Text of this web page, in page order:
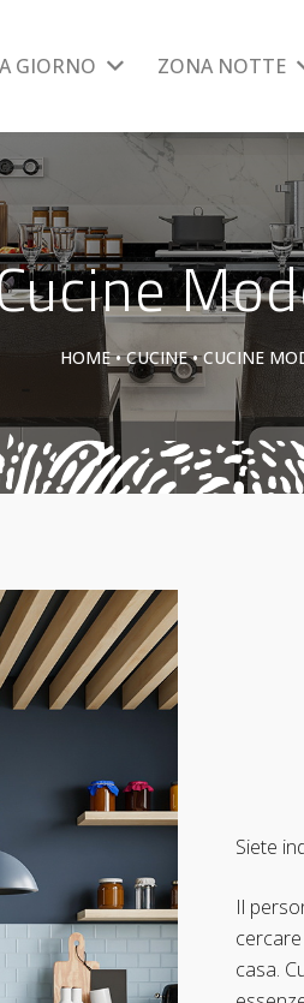
GIORNO ZONA NOTTE
HOME•CUCINE•CUCINE
Siete
Il
casa.